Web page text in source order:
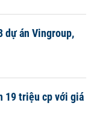
dự án Vingroup,
19 triệu cp với giá